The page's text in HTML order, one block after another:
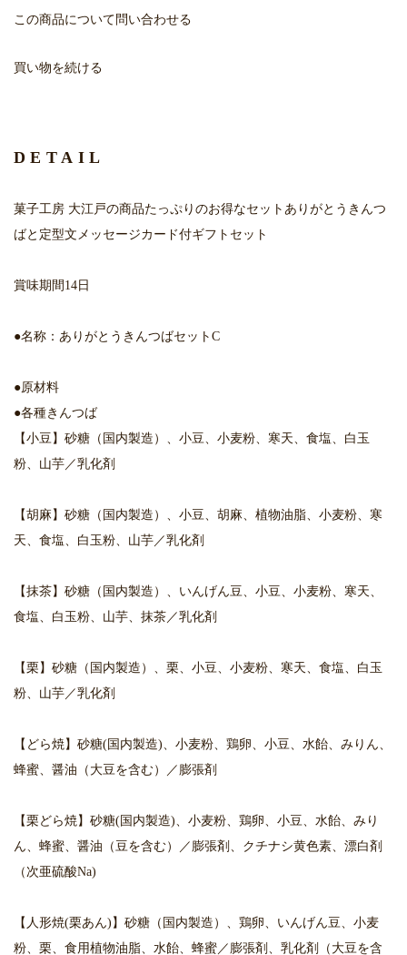
この商品について問い合わせる
買い物を続ける
DETAIL
菓子工房 大江戸の商品たっぷりのお得なセットありがとうきんつ
ばと定型文メッセージカード付ギフトセット
賞味期間14日
●名称：ありがとうきんつばセットC
●原材料
●各種きんつば
【小豆】砂糖（国内製造）、小豆、小麦粉、寒天、食塩、白玉
粉、山芋／乳化剤
【胡麻】砂糖（国内製造）、小豆、胡麻、植物油脂、小麦粉、寒
天、食塩、白玉粉、山芋／乳化剤
【抹茶】砂糖（国内製造）、いんげん豆、小豆、小麦粉、寒天、
食塩、白玉粉、山芋、抹茶／乳化剤
【栗】砂糖（国内製造）、栗、小豆、小麦粉、寒天、食塩、白玉
粉、山芋／乳化剤
【どら焼】砂糖(国内製造)、小麦粉、鶏卵、小豆、水飴、みりん、
蜂蜜、醤油（大豆を含む）／膨張剤
【栗どら焼】砂糖(国内製造)、小麦粉、鶏卵、小豆、水飴、みり
ん、蜂蜜、醤油（豆を含む）／膨張剤、クチナシ黄色素、漂白剤
（次亜硫酸Na)
【人形焼(栗あん)】砂糖（国内製造）、鶏卵、いんげん豆、小麦
粉、栗、食用植物油脂、水飴、蜂蜜／膨張剤、乳化剤（大豆を含